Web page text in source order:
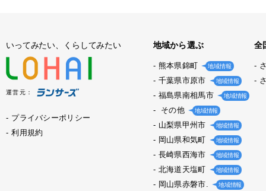
いってみたい、くらしてみたい
運営元：
プライバシーポリシー
利用規約
地域から選ぶ
熊本県錦町 地域情報
千葉県市原市 地域情報
福島県南相馬市 地域情報
その他 地域情報
山梨県甲州市 地域情報
岡山県和気町 地域情報
長崎県西海市 地域情報
北海道天塩町 地域情報
岡山県赤磐市. 地域情報
全